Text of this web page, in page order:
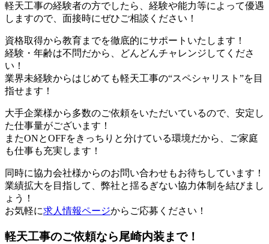
軽天工事の経験者の方でしたら、経験や能力等によって優遇
しますので、面接時にぜひご相談ください！
資格取得から教育までを徹底的にサポートいたします！
経験・年齢は不問だから、どんどんチャレンジしてくださ
い！
業界未経験からはじめても軽天工事の“スペシャリスト”を目
指せます！
大手企業様から多数のご依頼をいただいているので、安定し
た仕事量がございます！
またONとOFFをきっちりと分けている環境だから、ご家庭
も仕事も充実します！
同時に協力会社様からのお問い合わせもお待ちしています！
業績拡大を目指して、弊社と揺るぎない協力体制を結びまし
ょう！
お気軽に求人情報ページからご応募ください！
軽天工事のご依頼なら尾崎内装まで！